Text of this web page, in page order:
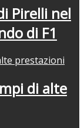
Pirelli nel
di F1
di alte